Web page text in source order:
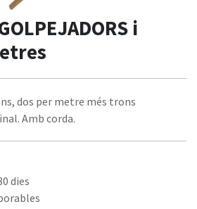
i
dos per metre més trons
Amb corda.
dies